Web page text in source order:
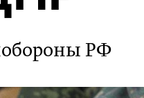
РФ